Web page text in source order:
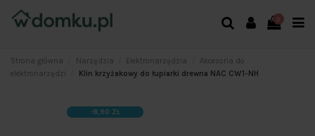
Strona główna Narzędzia Elektronarzędzia
Akcesoria do
elektronarzędzi
Klin krzyżakowy do łupiarki drewna NAC CW1-NH
-8,90 ZŁ